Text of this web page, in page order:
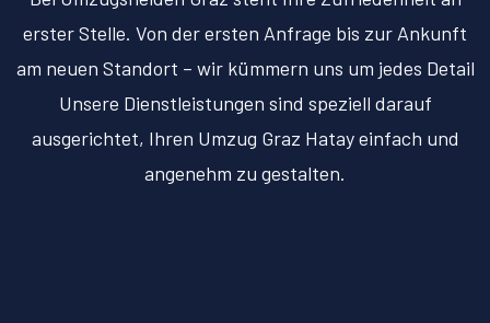
erster Stelle. Von der ersten Anfrage bis zur Ankunft
am neuen Standort – wir kümmern uns um jedes Detail
Unsere Dienstleistungen sind speziell darauf
ausgerichtet, Ihren Umzug Graz Hatay einfach und
angenehm zu gestalten.